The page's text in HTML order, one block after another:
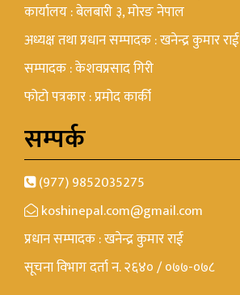
कार्यालय : बेलबारी ३, मोरङ नेपाल
अध्यक्ष तथा प्रधान सम्पादक : खनेन्द्र कुमार राई
सम्पादक : केशवप्रसाद गिरी
फोटो पत्रकार : प्रमोद कार्की
सम्पर्क
(977) 9852035275
koshinepal.com@gmail.com
प्रधान सम्पादक : खनेन्द्र कुमार राई
सूचना विभाग दर्ता न. २६४० / ०७७-०७८